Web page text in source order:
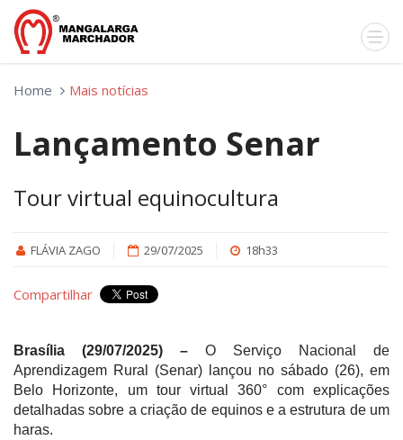
Home Mais notícias
Lançamento Senar
Tour virtual equinocultura
FLÁVIA ZAGO 29/07/2025 18h33
Compartilhar
Brasília (29/07/2025) – O Serviço Nacional de
Aprendizagem Rural (Senar) lançou no sábado (26), em
Belo Horizonte, um tour virtual 360° com explicações
detalhadas sobre a criação de equinos e a estrutura de um
haras.